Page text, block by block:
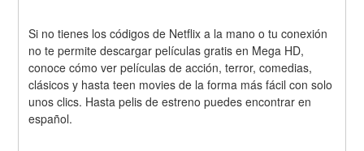
Si no tienes los códigos de Netflix a la mano o tu conexión
no te permite descargar películas gratis en Mega HD,
conoce cómo ver películas de acción, terror, comedias,
clásicos y hasta teen movies de la forma más fácil con solo
unos clics. Hasta pelis de estreno puedes encontrar en
español.